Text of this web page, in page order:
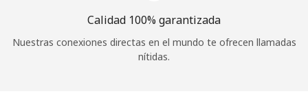
Calidad 100% garantizada
Nuestras conexiones directas en el mundo te ofrecen llamadas
nítidas.